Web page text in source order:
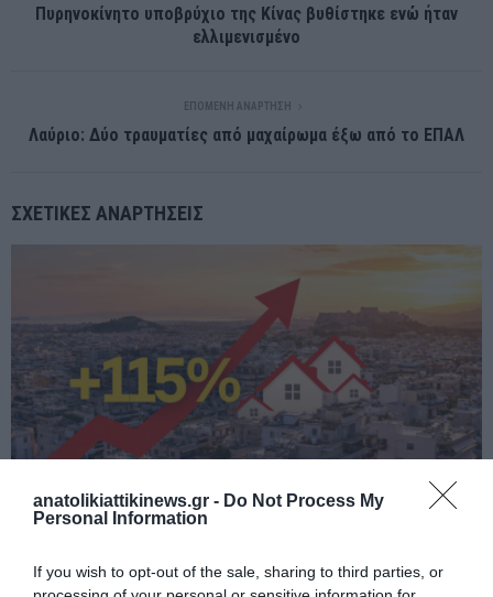
anatolikiattikinews.gr - Do Not Process My
Personal Information
If you wish to opt-out of the sale, sharing to third parties, or
Πυρηνοκίνητο υποβρύχιο της Κίνας βυθίστηκε ενώ ήταν
ελλιμενισμένο
ΕΠΌΜΕΝΗ ΑΝΆΡΤΗΣΗ
Λαύριο: Δύο τραυματίες από μαχαίρωμα έξω από το ΕΠΑΛ
ΣΧΕΤΙΚΈΣ ΑΝΑΡΤΉΣΕΙΣ
ΑΚΙΝΗΤΑ: 115% ΡΑΛΙ ΣΤΙΣ ΤΙΜΕΣ – ΣΤΕΓΑΣΤΙΚΗ ΕΚΡΗΞΗ ΤΗΝ